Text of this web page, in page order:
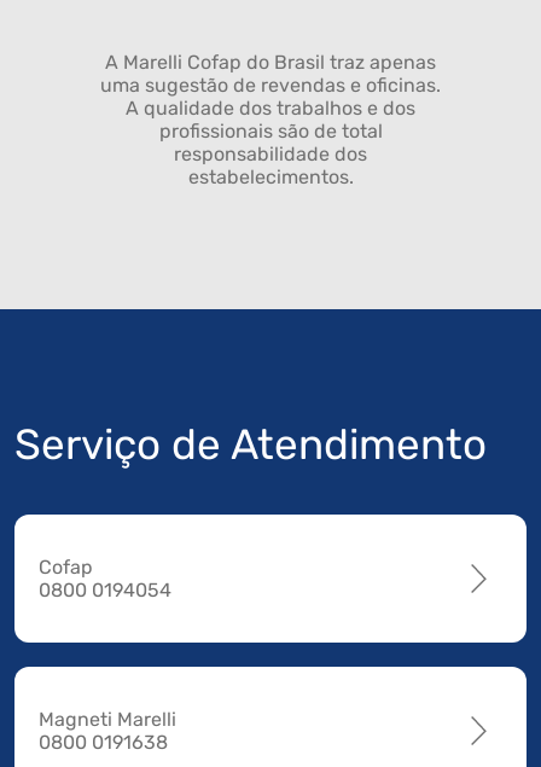
A Marelli Cofap do Brasil traz apenas
uma sugestão de revendas e oficinas.
A qualidade dos trabalhos e dos
profissionais são de total
responsabilidade dos
estabelecimentos.
Serviço de Atendimento
Cofap
0800 0194054
Magneti Marelli
0800 0191638